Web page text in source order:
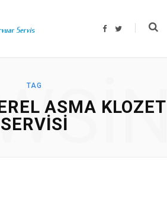
F
T
TAG
ASMA KLOZET
SERVISI